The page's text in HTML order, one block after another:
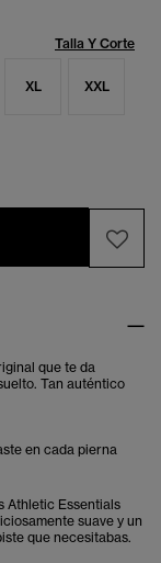
Talla Y Corte
XL XXL
que te da
Tan auténtico
en cada pierna
Athletic Essentials
suave y un
que necesitabas.